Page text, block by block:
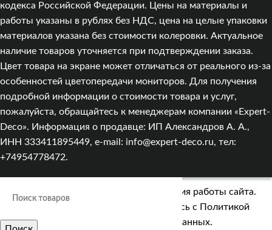
кодекса Российской Федерации. Цены на материалы и
работы указаны в рублях без НДС, цена на целые упаковки
материалов указана без стоимости колеровки. Актуальное
наличие товаров уточняется при подтверждении заказа.
Цвет товара на экране может отличаться от реального из‑за
особенностей цветопередачи мониторов. Для получения
подробной информации о стоимости товара и услуг,
пожалуйста, обращайтесь к менеджерам компании «Expert-
Deco». Информация о продавце: ИП Александров А. А.,
ИНН 333411895449, e-mail: info@expert-deco.ru, тел:
+74954778472.
Мы используем cookies для улучшения работы сайта.
Оставаясь на сайте, вы соглашаетесь с Политикой
обработки персональных данных.